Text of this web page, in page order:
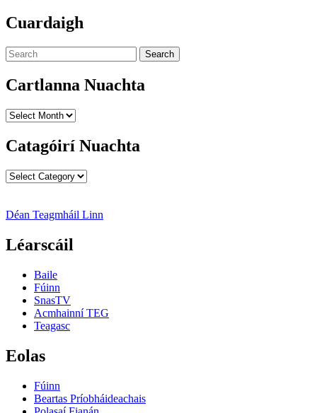
Cuardaigh
Search
Cartlanna Nuachta
Cartlanna
Catagóirí Nuachta
Catagóirí
Déan Teagmháil Linn
Léarscáil
Baile
Fúinn
SnasTV
Acmhainní TEG
Teagasc
Eolas
Fúinn
Beartas Príobháideachais